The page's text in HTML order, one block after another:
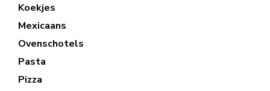
Koekjes
Mexicaans
Ovenschotels
Pasta
Pizza